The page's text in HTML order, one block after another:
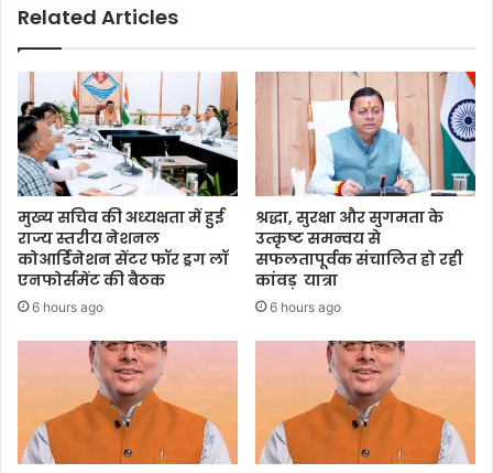
Related Articles
मुख्य सचिव की अध्यक्षता में हुई
राज्य स्तरीय नेशनल
कोआर्डिनेशन सेंटर फॉर ड्रग लॉ
एनफोर्समेंट की बैठक
6 hours ago
श्रद्धा, सुरक्षा और सुगमता के
उत्कृष्ट समन्वय से
सफलतापूर्वक संचालित हो रही
कांवड़ यात्रा
6 hours ago